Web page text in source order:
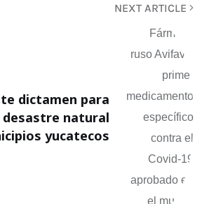
NEXT ARTICLE
dictamen para
natural
yucatecos